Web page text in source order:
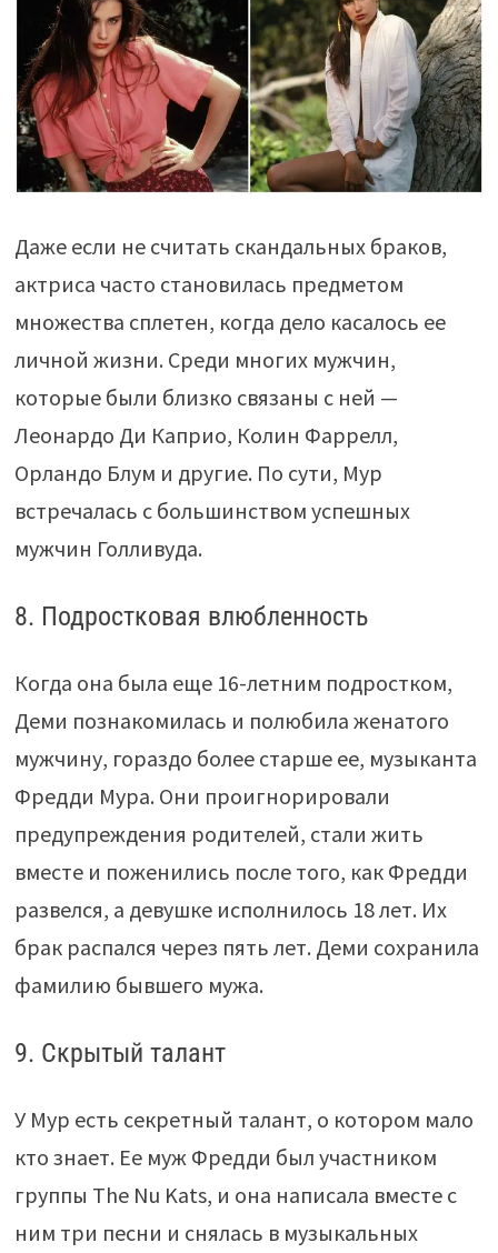
Даже если не считать скандальных браков,
актриса часто становилась предметом
множества сплетен, когда дело касалось ее
личной жизни. Среди многих мужчин,
которые были близко связаны с ней —
Леонардо Ди Каприо, Колин Фаррелл,
Орландо Блум и другие. По сути, Мур
встречалась с большинством успешных
мужчин Голливуда.
8. Подростковая влюбленность
Когда она была еще 16-летним подростком,
Деми познакомилась и полюбила женатого
мужчину, гораздо более старше ее, музыканта
Фредди Мура. Они проигнорировали
предупреждения родителей, стали жить
вместе и поженились после того, как Фредди
развелся, а девушке исполнилось 18 лет. Их
брак распался через пять лет. Деми сохранила
фамилию бывшего мужа.
9. Скрытый талант
У Мур есть секретный талант, о котором мало
кто знает. Ее муж Фредди был участником
группы The Nu Kats, и она написала вместе с
ним три песни и снялась в музыкальных